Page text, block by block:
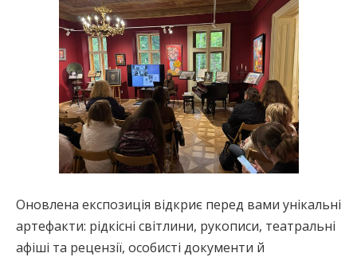
Оновлена експозиція відкриє перед вами унікальні
артефакти: рідкісні світлини, рукописи, театральні
афіші та рецензії, особисті документи й